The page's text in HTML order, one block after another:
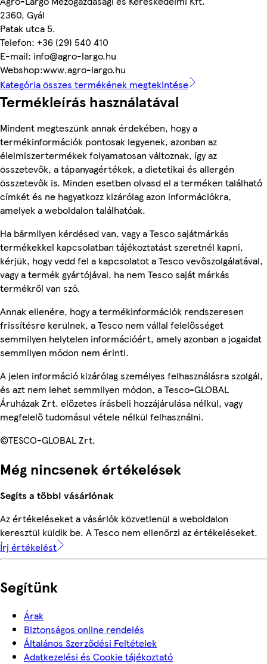
2360, Gyál
Patak utca 5.
Telefon: +36 (29) 540 410
E-mail: info@agro-largo.hu
Webshop:www.agro-largo.hu
Kategória összes termékének megtekintése
Termékleírás használatával
Mindent megteszünk annak érdekében, hogy a
termékinformációk pontosak legyenek, azonban az
élelmiszertermékek folyamatosan változnak, így az
összetevők, a tápanyagértékek, a dietetikai és allergén
összetevők is. Minden esetben olvasd el a terméken található
címkét és ne hagyatkozz kizárólag azon információkra,
amelyek a weboldalon találhatóak.
Ha bármilyen kérdésed van, vagy a Tesco sajátmárkás
termékekkel kapcsolatban tájékoztatást szeretnél kapni,
kérjük, hogy vedd fel a kapcsolatot a Tesco vevőszolgálatával,
vagy a termék gyártójával, ha nem Tesco saját márkás
termékről van szó.
Annak ellenére, hogy a termékinformációk rendszeresen
frissítésre kerülnek, a Tesco nem vállal felelősséget
semmilyen helytelen információért, amely azonban a jogaidat
semmilyen módon nem érinti.
A jelen információ kizárólag személyes felhasználásra szolgál,
és azt nem lehet semmilyen módon, a Tesco-GLOBAL
Áruházak Zrt. előzetes írásbeli hozzájárulása nélkül, vagy
megfelelő tudomásul vétele nélkül felhasználni.
©TESCO-GLOBAL Zrt.
Még nincsenek értékelések
Segíts a többi vásárlónak
Az értékeléseket a vásárlók közvetlenül a weboldalon
keresztül küldik be. A Tesco nem ellenőrzi az értékeléseket.
Írj értékelést
Segítünk
Árak
Biztonságos online rendelés
Általános Szerződési Feltételek
Adatkezelési és Cookie tájékoztató